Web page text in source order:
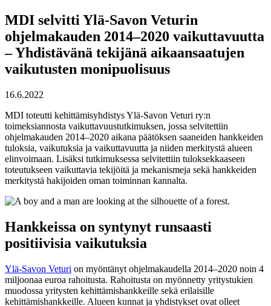
MDI selvitti Ylä-Savon Veturin
ohjelmakauden 2014–2020 vaikuttavuutta
– Yhdistävänä tekijänä aikaansaatujen
vaikutusten monipuolisuus
16.6.2022
MDI toteutti kehittämisyhdistys Ylä-Savon Veturi ry:n
toimeksiannosta vaikuttavuustutkimuksen, jossa selvitettiin
ohjelmakauden 2014–2020 aikana päätöksen saaneiden hankkeiden
tuloksia, vaikutuksia ja vaikuttavuutta ja niiden merkitystä alueen
elinvoimaan. Lisäksi tutkimuksessa selvitettiin tuloksekkaaseen
toteutukseen vaikuttavia tekijöitä ja mekanismeja sekä hankkeiden
merkitystä hakijoiden oman toiminnan kannalta.
Hankkeissa on syntynyt runsaasti
positiivisia vaikutuksia
Ylä-Savon Veturi on myöntänyt ohjelmakaudella 2014–2020 noin 4
miljoonaa euroa rahoitusta. Rahoitusta on myönnetty yritystukien
muodossa yritysten kehittämishankkeille sekä erilaisille
kehittämishankkeille. Alueen kunnat ja yhdistykset ovat olleet